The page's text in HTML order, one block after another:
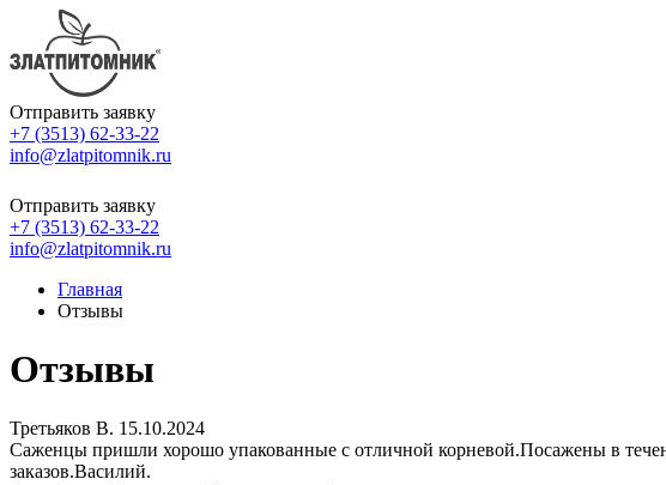
Отправить заявку
+7 (3513) 62-33-22
info@zlatpitomnik.ru
Отправить заявку
+7 (3513) 62-33-22
info@zlatpitomnik.ru
Главная
Отзывы
Отзывы
Третьяков В. 15.10.2024
Саженцы пришли хорошо упакованные с отличной корневой.Посажены в
заказов.Василий.